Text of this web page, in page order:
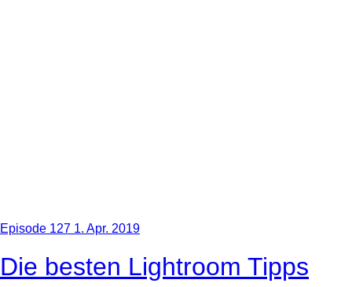
Episode 127 1. Apr. 2019
Die besten Lightroom Tipps